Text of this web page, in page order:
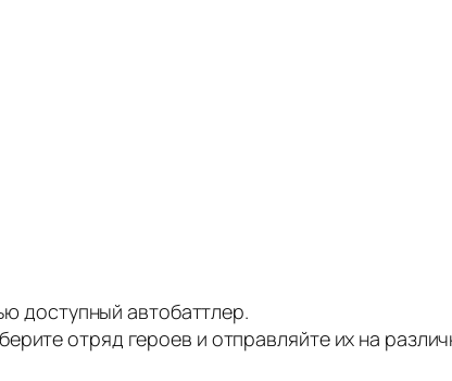
доступный автобаттлер.
отряд героев и отправляйте их на